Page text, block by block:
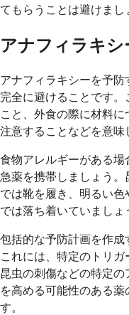
てもらうことは避けまし
アナフィラキシ
アナフィラキシーを予
完全に避けることです
こと、外食の際に材料
注意することなどを意味
食物アレルギーがある
急薬を携帯しましょう
では靴を履き、明るい色
では落ち着いていましょ
包括的な予防計画を作成
これには、特定のトリガ
昆虫の刺傷などの特定
を高める可能性のある
す。